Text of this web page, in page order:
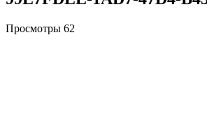
Просмотры 62